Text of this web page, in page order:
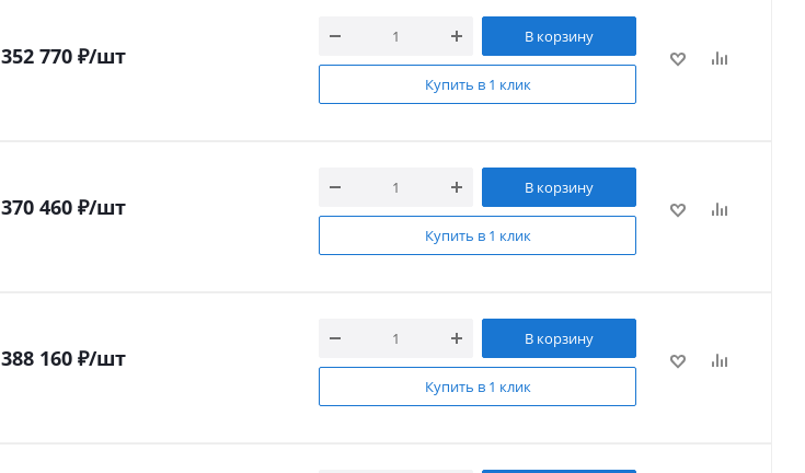
352 770 ₽/шт
В корзину
Купить в 1 клик
370 460 ₽/шт
В корзину
Купить в 1 клик
388 160 ₽/шт
В корзину
Купить в 1 клик